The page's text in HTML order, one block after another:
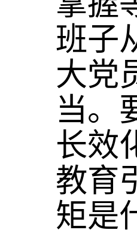
班子
大党
当。
长效
教育
矩是